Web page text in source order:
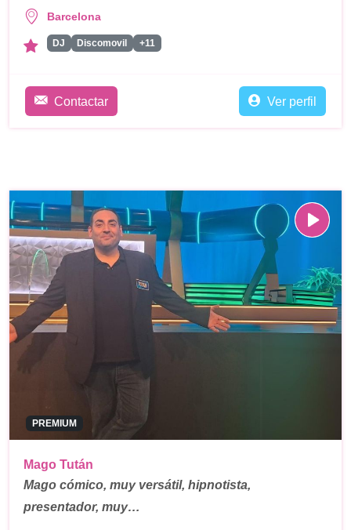
Barcelona
DJ Discomovil +11
Contactar Ver perfil
PREMIUM
Mago Tután
Mago cómico, muy versátil, hipnotista,
presentador, muy…